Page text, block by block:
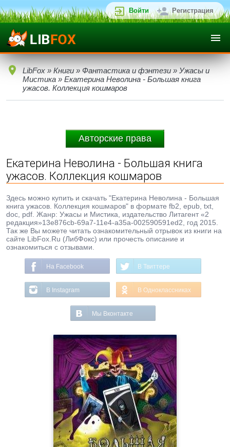
Войти Регистрация
LibFox » Книги » Фантастика и фэнтези » Ужасы и
Мистика » Екатерина Неволина - Большая книга
ужасов. Коллекция кошмаров
Авторские права
Екатерина Неволина - Большая книга
ужасов. Коллекция кошмаров
Здесь можно купить и скачать "Екатерина Неволина - Большая
книга ужасов. Коллекция кошмаров" в формате fb2, epub, txt,
doc, pdf. Жанр: Ужасы и Мистика, издательство Литагент «2
редакция»13e876cb-69a7-11e4-a35a-002590591ed2, год 2015.
Так же Вы можете читать ознакомительный отрывок из книги на
сайте LibFox.Ru (ЛибФокс) или прочесть описание и
ознакомиться с отзывами.
На Facebook В Твиттере
В Instagram В Одноклассниках
Мы Вконтакте